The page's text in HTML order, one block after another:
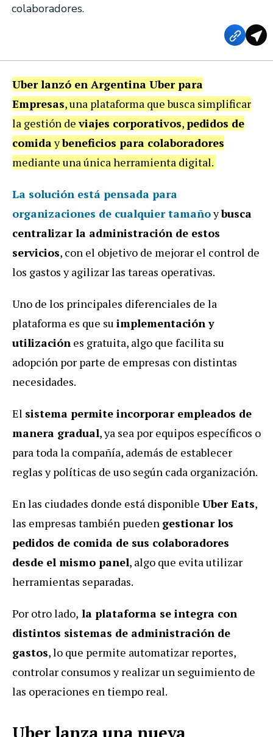
colaboradores.
Uber lanzó en Argentina Uber para
Empresas, una plataforma que busca simplificar
la gestión deviajes corporativos,pedidos de
comidaybeneficios para colaboradores
mediante una única herramienta digital.
La solución está pensada para
organizaciones de cualquier tamañoybusca
centralizar la administración de estos
servicios, con el objetivo de mejorar el control de
los gastos y agilizar las tareas operativas.
Uno de los principales diferenciales de la
plataforma es que su implementación y
utilización es gratuita, algo que facilita su
adopción por parte de empresas con distintas
necesidades.
El sistema permite incorporar empleados de
manera gradual, ya sea por equipos específicos o
para toda la compañía, además de establecer
reglas y políticas de uso según cada organización.
En las ciudades donde está disponible Uber Eats,
las empresas también pueden gestionar los
pedidos de comida de sus colaboradores
desde el mismo panel, algo que evita utilizar
herramientas separadas.
Por otro lado, la plataforma se integra con
distintos sistemas de administración de
gastos, lo que permite automatizar reportes,
controlar consumos y realizar un seguimiento de
las operaciones en tiempo real.
Uber lanza una nueva